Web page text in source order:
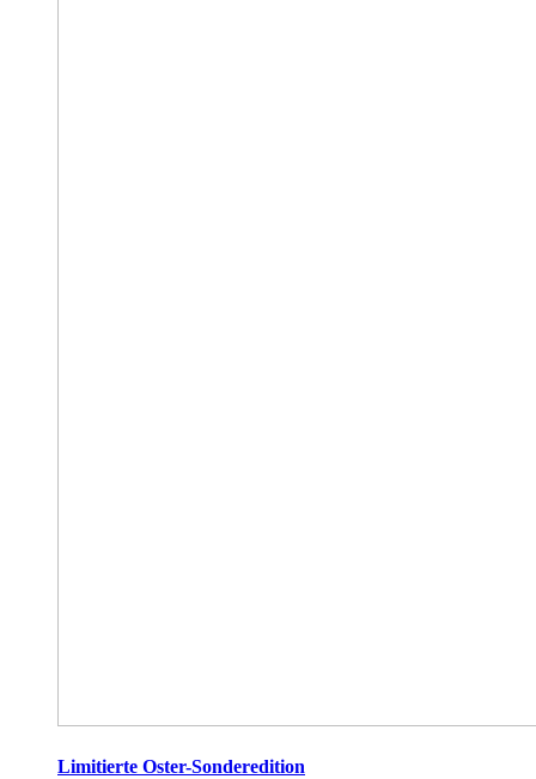
Limitierte Oster-Sonderedition